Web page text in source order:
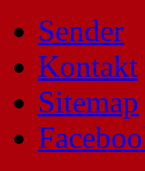
Sender
Kontakt
Sitemap